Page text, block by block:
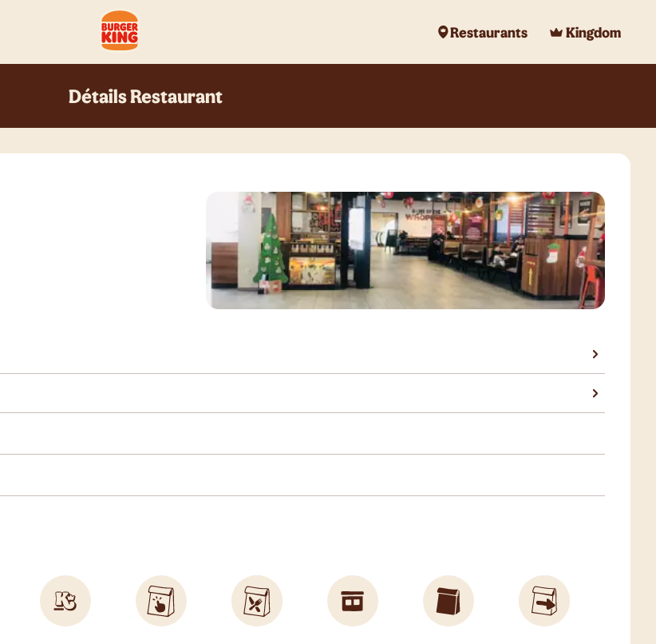
Restaurants
Kingdom
Détails Restaurant